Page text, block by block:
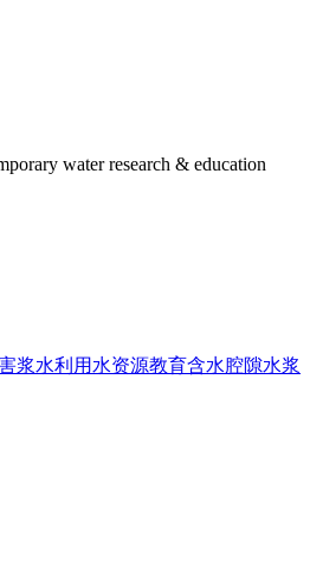
water research & education
浆水利用 水资源教育含水腔隙水浆